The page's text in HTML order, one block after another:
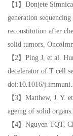
【1】Donjete
generation
reconstitution after
solid tumors,
【2】Ping J, et al.
decelerator of T cell
doi:10.1016/
【3】Matthew, J. Y.
ageing of solid
【4】Nguyen TQT,